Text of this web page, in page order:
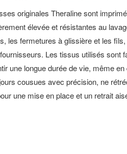
originales Theraline sont
élevée et résistantes au
les fermetures à glissière et les
Les tissus utilisés sont
une longue durée de vie, même
cousues avec précision, ne
une mise en place et un retrait